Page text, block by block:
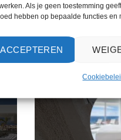
Als je geen toestemming
hebben op bepaalde functies en
ACCEPTEREN
WAT ZE